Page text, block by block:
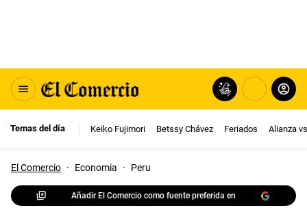
Temas del día Keiko Fujimori Betssy Chávez Feriados Alianza
El Comercio · Economia · Peru
Añadir El Comercio como fuente preferida en